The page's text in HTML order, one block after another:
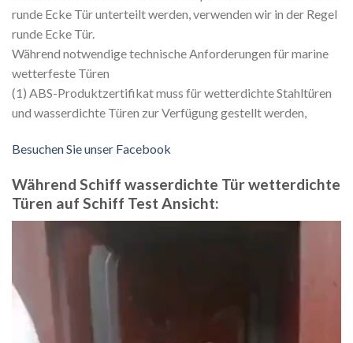
runde Ecke Tür unterteilt werden, verwenden wir in der Regel
runde Ecke Tür.
Während notwendige technische Anforderungen für marine
wetterfeste Türen
(1) ABS-Produktzertifikat muss für wetterdichte Stahltüren
und wasserdichte Türen zur Verfügung gestellt werden,
Besuchen Sie unser Facebook
Während Schiff wasserdichte Tür wetterdichte
Türen auf Schiff Test Ansicht: